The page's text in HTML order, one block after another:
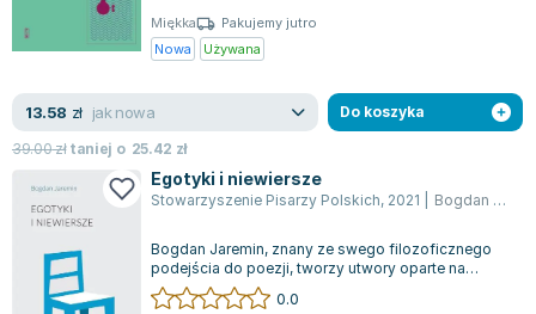
Zygmunt Freud
Agata Passent
Maciej Orłoś
Jo Nesbo
Katarzyna Miller
Antoine de Saint Exupery
Mark Twain
Marcin Meller
Miękka
Pakujemy jutro
Nowa
Używana
13.58 zł jak nowa
39.00złtaniej o 25.42 zł
Do koszyka
Egotyki i niewiersze
Stowarzyszenie Pisarzy Polskich, 2021 Bogdan Jaremin
Bogdan Jaremin, znany ze swego filozoficznego
podejścia do poezji, tworzy utwory oparte na
solidnych obrazach, sugestywnych metafo...
0.0